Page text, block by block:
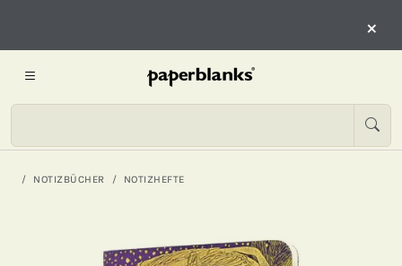
×
NOTIZBÜCHER NOTIZHEFTE